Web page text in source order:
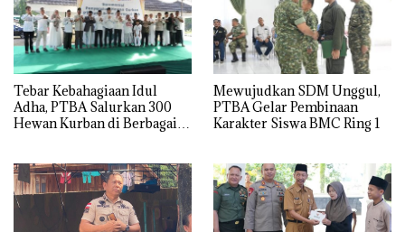
Tebar Kebahagiaan Idul
Adha, PTBA Salurkan 300
Hewan Kurban di Berbagai
Mewujudkan SDM Unggul,
PTBA Gelar Pembinaan
Karakter Siswa BMC Ring 1